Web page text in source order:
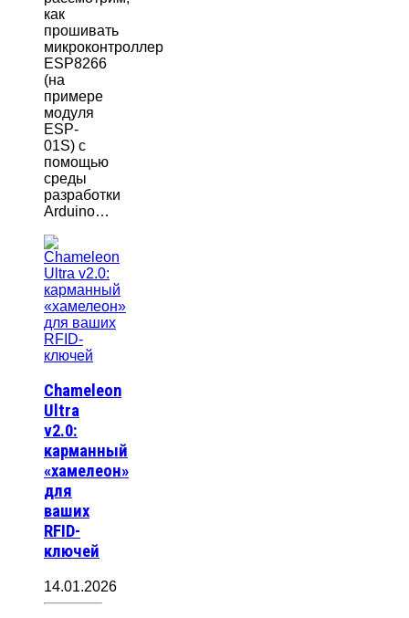
как
прошивать
микроконтроллер
ESP8266
(на
примере
модуля
ESP-
01S) с
помощью
среды
разработки
Arduino…
Chameleon
Ultra
v2.0:
карманный
«хамелеон»
для
ваших
RFID-
ключей
14.01.2026